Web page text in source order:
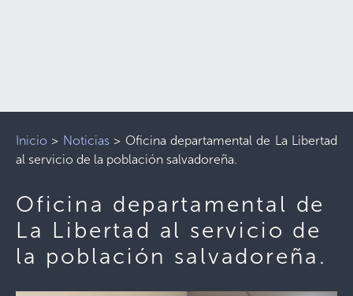
Inicio > Noticias> Oficina departamental de La Libertad
al servicio de la población salvadoreña.
Oficina departamental de
La Libertad al servicio de
la población salvadoreña.